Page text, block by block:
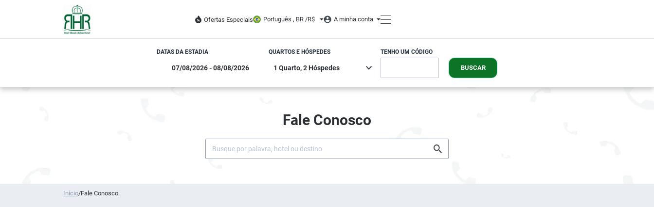
Ofertas Especiais Português , BR /R$ A minha conta
DATAS DA ESTADIA QUARTOS E HÓSPEDES TENHO UM CÓDIGO
BUSCAR
Fale Conosco
Início/Fale Conosco